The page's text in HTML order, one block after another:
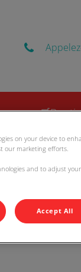
on your device to
our marketing efforts.
and to adjust your
Accept All